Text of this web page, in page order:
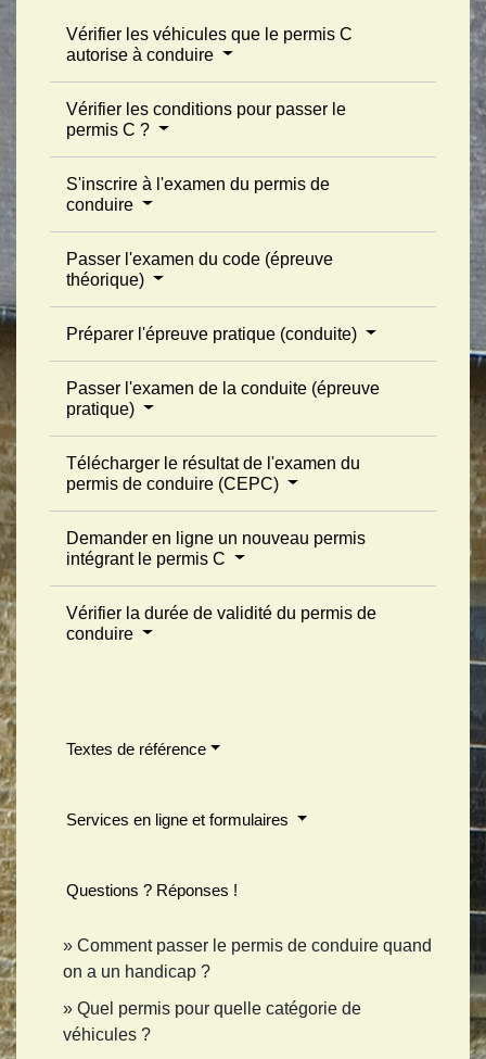
Vérifier les véhicules que le permis C
autorise à conduire
Vérifier les conditions pour passer le
permis C ?
S'inscrire à l'examen du permis de
conduire
Passer l'examen du code (épreuve
théorique)
Préparer l'épreuve pratique (conduite)
Passer l'examen de la conduite (épreuve
pratique)
Télécharger le résultat de l'examen du
permis de conduire (CEPC)
Demander en ligne un nouveau permis
intégrant le permis C
Vérifier la durée de validité du permis de
conduire
Textes de référence
Services en ligne et formulaires
Questions ? Réponses !
Comment passer le permis de conduire quand
on a un handicap ?
Quel permis pour quelle catégorie de
véhicules ?